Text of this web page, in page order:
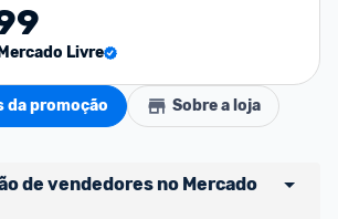
Mercado Livre
da promoção Sobre a loja
de vendedores no Mercado